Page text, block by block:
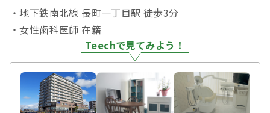
・地下鉄南北線 長町一丁目駅 徒歩3分
・女性歯科医師 在籍
Teechで見てみよう！